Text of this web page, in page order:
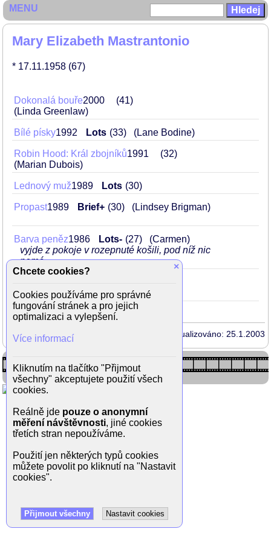
Mary Elizabeth Mastrantonio
* 17.11.1958 (67)
Dokonalá bouře2000
41
(Linda Greenlaw)
Bílé písky1992 Lots 33 (Lane Bodine)
Robin Hood: Král zbojníků1991
32
(Marian Dubois)
Lednový muž1989 Lots 30
Propast1989 Brief+ 30 (Lindsey Brigman)
Barva peněz1986 Lots- 27
(Carmen)
vyjde z pokoje v rozepnuté košili, pod níž nic
nemá
(Gina Montana)
Aktualizováno: 25.1.2003
MENU
×
Chcete cookies?
Cookies používáme pro správné
fungování stránek a pro jejich
optimalizaci a vylepšení.
Více informací
Kliknutím na tlačítko "Přijmout
všechny" akceptujete použití všech
cookies.
Reálně jde pouze o anonymní
měření návštěvnosti, jiné cookies
třetích stran nepoužíváme.
Použití jen některých typů cookies
můžete povolit po kliknutí na "Nastavit
cookies".
Přijmout všechny Nastavit cookies